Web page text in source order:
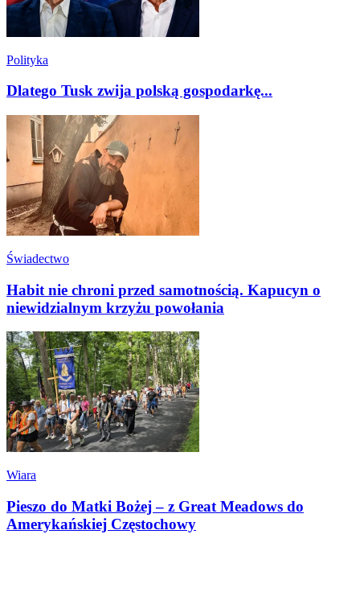
Polityka
Dlatego Tusk zwija polską gospodarkę...
Świadectwo
Habit nie chroni przed samotnością. Kapucyn o
niewidzialnym krzyżu powołania
Wiara
Pieszo do Matki Bożej – z Great Meadows do
Amerykańskiej Częstochowy